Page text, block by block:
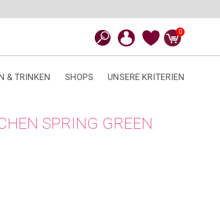
0
& TRINKEN SHOPS UNSERE KRITERIEN
SPRING GREEN